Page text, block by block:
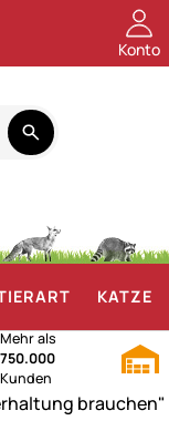
Konto
KATZE
Mehr als
750.000
Kunden